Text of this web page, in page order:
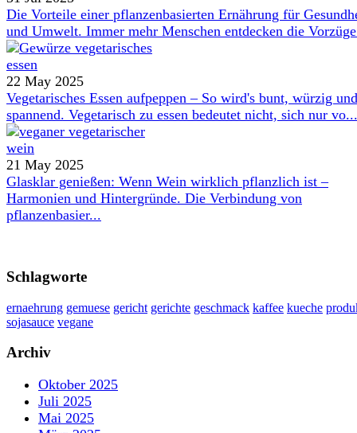
Die Vorteile einer pflanzenbasierten Ernährung für
und Umwelt. Immer mehr Menschen entdecken die
22 May 2025
Vegetarisches Essen aufpeppen – So wird's bunt, würzig und
spannend. Vegetarisch zu essen bedeutet nicht, sich nur vo...
21 May 2025
Glasklar genießen: Wenn Wein wirklich pflanzlich ist –
Harmonien und Hintergründe. Die Verbindung von
pflanzenbasier...
Schlagworte
ernaehrung gemuese gericht gerichte geschmack kaffee kueche
sojasauce vegane
Archiv
Oktober 2025
Juli 2025
Mai 2025